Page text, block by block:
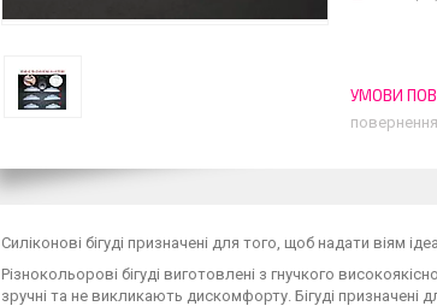
Силіконові бігуді призначені для того, щоб надати віям
Різнокольорові бігуді виготовлені з гнучкого
зручні та не викликають дискомфорту. Бігуді